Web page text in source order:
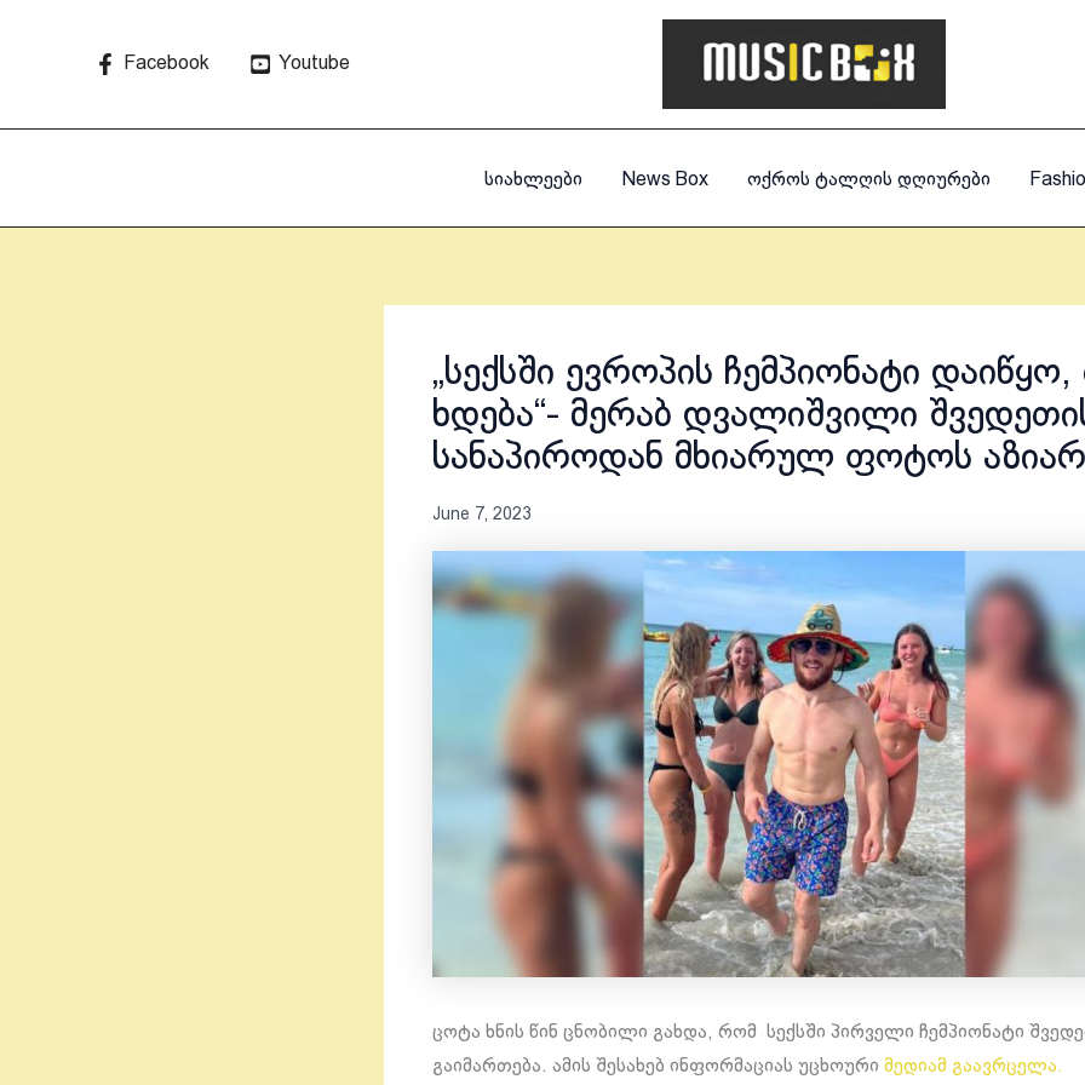
Facebook Youtube
სიახლეები News Box ოქროს ტალღის დღიურები
„სექსში ევროპის ჩემპიონატი
ხდება“- მერაბ დვალიშვილი
სანაპიროდან მხიარულ ფოტოს
June 7, 2023
ცოტა ხნის წინ ცნობილი გახდა, რომ სექსში პირველი ჩემპიონატი
გაიმართება. ამის შესახებ ინფორმაციას უცხოური მედიამ გაავრცელა.